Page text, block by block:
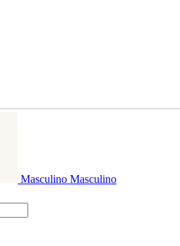
Masculino Masculino